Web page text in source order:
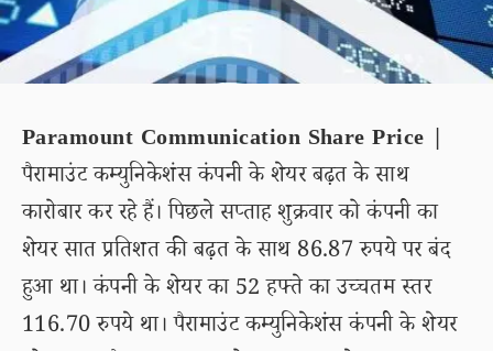
Paramount Communication Share Price |
पैरामाउंट कम्युनिकेशंस कंपनी के शेयर बढ़त के साथ
कारोबार कर रहे हैं। पिछले सप्ताह शुक्रवार को कंपनी का
शेयर सात प्रतिशत की बढ़त के साथ 86.87 रुपये पर बंद
हुआ था। कंपनी के शेयर का 52 हफ्ते का उच्चतम स्तर
116.70 रुपये था। पैरामाउंट कम्युनिकेशंस कंपनी के शेयर